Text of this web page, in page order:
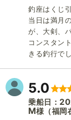
釣座はくじ
当日は満月
が、大剣、
コンスタン
きる釣行でし
5.0
乗船日：
M様 （福岡